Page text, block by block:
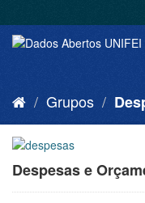
Grupos
Despesas e